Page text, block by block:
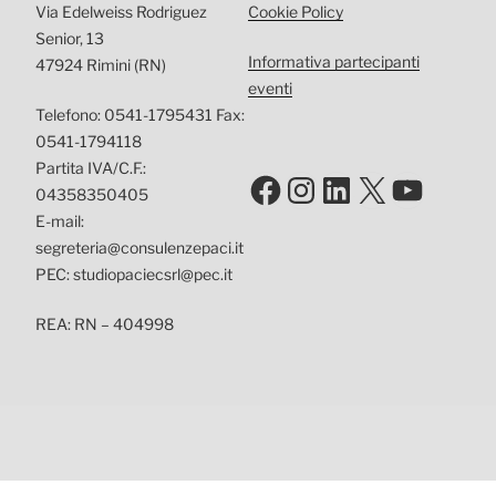
Via Edelweiss Rodriguez
Senior, 13
47924 Rimini (RN)
Telefono: 0541-1795431 Fax:
0541-1794118
Partita IVA/C.F.:
04358350405
E-mail:
segreteria@consulenzepaci.it
PEC: studiopaciecsrl@pec.it
REA: RN – 404998
Cookie Policy
Informativa partecipanti
eventi
Facebook
Instagram
LinkedIn
X